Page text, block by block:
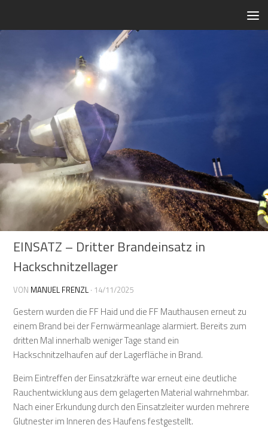
EINSATZ – Dritter Brandeinsatz in
Hackschnitzellager
VON MANUEL FRENZL · 14/11/2025
Gestern wurden die FF Haid und die FF Mauthausen erneut zu
einem Brand bei der Fernwärmeanlage alarmiert. Bereits zum
dritten Mal innerhalb weniger Tage stand ein
Hackschnitzelhaufen auf der Lagerfläche in Brand.
Beim Eintreffen der Einsatzkräfte war erneut eine deutliche
Rauchentwicklung aus dem gelagerten Material wahrnehmbar.
Nach einer Erkundung durch den Einsatzleiter wurden mehrere
Glutnester im Inneren des Haufens festgestellt.